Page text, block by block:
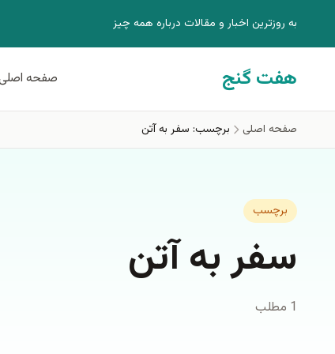
به روزترين اخبار و مقالات درباره همه چيز
هفت گنج صفحه
صفحه اصلی برچسب: سفر به آتن
برچسب
سفر به آتن
1 مطلب